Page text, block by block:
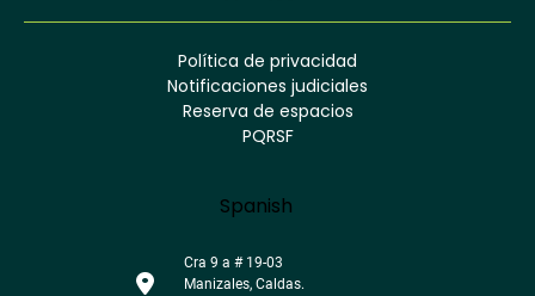
TwitterInstagramLinkedinTiktokYoutube
Política de privacidad
Notificaciones judiciales
Reserva de espacios
PQRSF
Language
Spanish
Cra 9 a # 19-03
Manizales, Caldas.